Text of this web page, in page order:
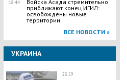
18:44
Войска Асада стремительно
приближают конец ИГИЛ:
освобождены новые
территории
ВСЕ НОВОСТИ »
УКРАИНА
23:59